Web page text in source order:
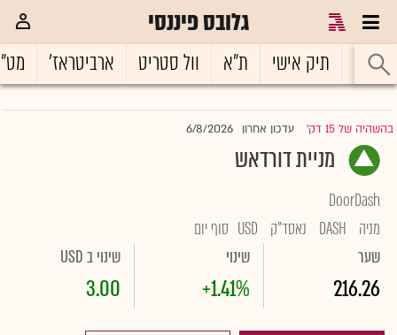
גלובס פיננסי
ראשי תיק אישי ת"א וול סטריט ארביטראז'
בהשהיה של 15 דק' |עדכון אחרון 6/8/2026
מניית דורדאש
DoorDash
מניה
DASH נאסד"ק USD סוף יום
שער
216.26
שינוי
+1.41%
שינוי ב USD
3.00